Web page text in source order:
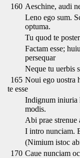
160 Aeschine, audi
Leno ego sum.
optuma.
Tu quod te
Factam esse;
persequar
Neque tu uerbis
165 Noui ego uostra
te esse
Indignum iniuria
modis.
Abi prae strenue
I intro nunciam.
(Nimium istoc
170 Caue nunciam